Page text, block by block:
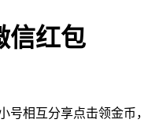
信红包
号相互分享点击领金币，